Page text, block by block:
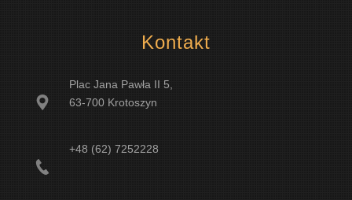
Kontakt
Plac Jana Pawła II 5,
63-700 Krotoszyn
+48 (62) 7252228